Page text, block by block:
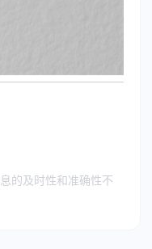
的及时性和准确性不